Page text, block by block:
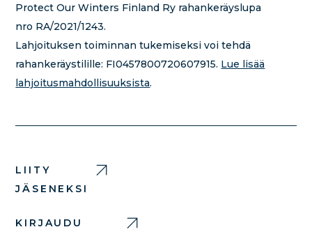
Protect Our Winters Finland Ry rahankeräyslupa
nro RA/2021/1243.
Lahjoituksen toiminnan tukemiseksi voi tehdä
rahankeräystilille: FI0457800720607915. Lue lisää
lahjoitusmahdollisuuksista.
LIITY
JÄSENEKSI
KIRJAUDU